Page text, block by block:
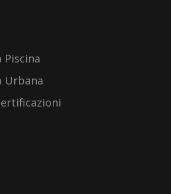
Piscina
Urbana